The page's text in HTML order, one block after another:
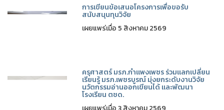
การเขียนข้อเสนอโครงการเพื่อขอรับ
สนับสนุนทุนวิจัย
เผยแพร่เมื่อ 5 สิงหาคม 2569
ครุศาสตร์ มรภ.กำแพงเพชร ร่วมแลกเปลี่ยน
เรียนรู้ มรภ.เพชรบูรณ์ มุ่งยกระดับงานวิจัย
นวัตกรรมอ่านออกเขียนได้ และพัฒนา
โรงเรียน ตชด.